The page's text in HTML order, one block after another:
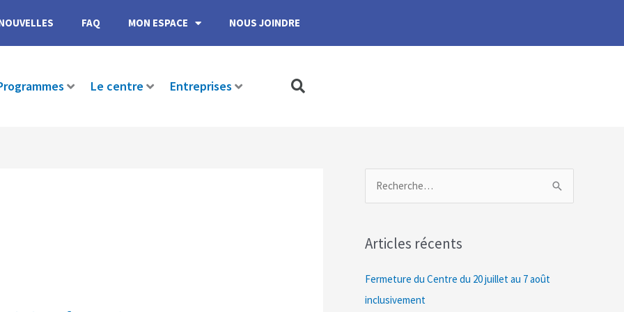
FAQ MON ESPACE NOUS JOINDRE
Le centre Entreprises
h
e
r
Articles récents
Fermeture du Centre du 20 juillet au 7 août
inclusivement